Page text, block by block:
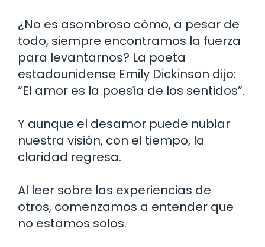
¿No es asombroso cómo, a pesar de
todo, siempre encontramos la fuerza
para levantarnos? La poeta
estadounidense Emily Dickinson dijo:
“El amor es la poesía de los sentidos”.
Y aunque el desamor puede nublar
nuestra visión, con el tiempo, la
claridad regresa.
Al leer sobre las experiencias de
otros, comenzamos a entender que
no estamos solos.